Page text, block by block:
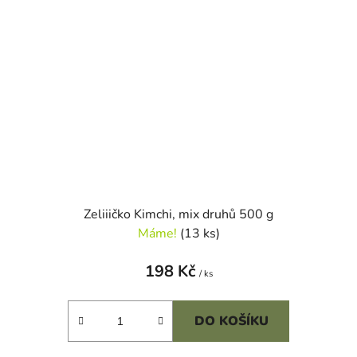
Zeliiičko Kimchi, mix druhů 500 g
Máme! (13 ks)
198 Kč / ks
DO KOŠÍKU